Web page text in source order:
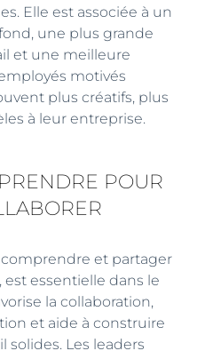
Elle est associée à un
une plus grande
et une meilleure
motivés
plus créatifs, plus
à leur entreprise.
POUR
comprendre et partager
est essentielle dans le
la collaboration,
et aide à construire
solides. Les leaders